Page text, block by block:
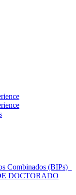
Combinados (BIPs)_
DOCTORADO